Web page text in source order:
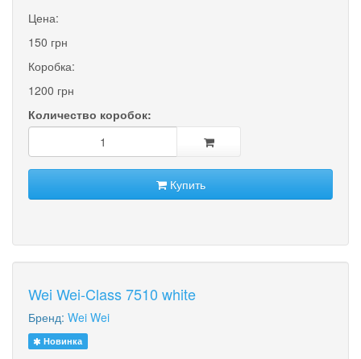
Цена:
150 грн
Коробка:
1200 грн
Количество коробок:
Купить
Wei Wei-Class 7510 white
Бренд: Wei Wei
Новинка